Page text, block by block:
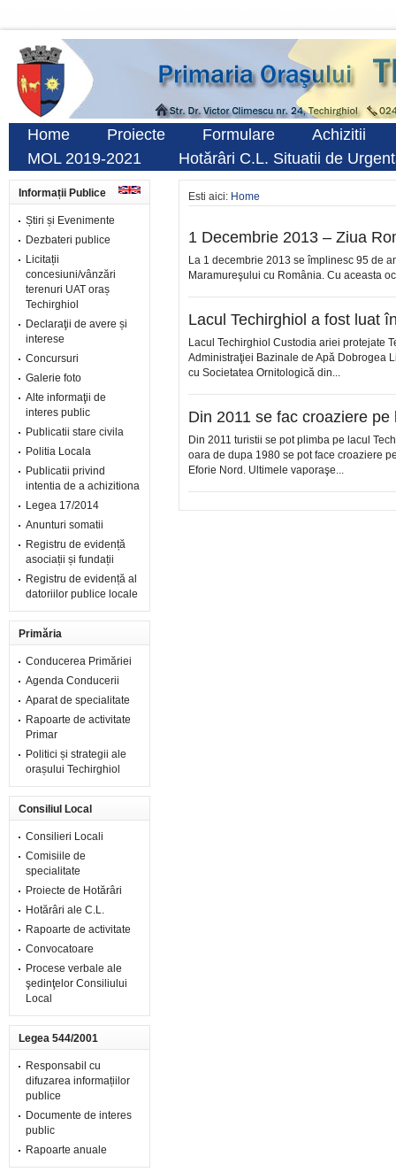
Home Proiecte Formulare
Achizitii
MOL 2019-2021
Hotărâri C.L. Situatii de
Informații Publice
Știri și Evenimente
Dezbateri publice
Licitații
concesiuni/vânzări
terenuri UAT oraș
Techirghiol
Declaraţii de avere și
interese
Concursuri
Galerie foto
Alte informaţii de
interes public
Publicatii stare civila
Politia Locala
Publicatii privind
intentia de a achizitiona
Legea 17/2014
Anunturi somatii
Registru de evidență
asociații și fundații
Registru de evidență al
datoriilor publice locale
Primăria
Conducerea Primăriei
Agenda Conducerii
Aparat de specialitate
Rapoarte de activitate
Primar
Politici și strategii ale
orașului Techirghiol
Consiliul Local
Consilieri Locali
Comisiile de
specialitate
Proiecte de Hotărâri
Hotărâri ale C.L.
Rapoarte de activitate
Convocatoare
Procese verbale ale
şedinţelor Consiliului
Local
Legea 544/2001
Responsabil cu
difuzarea informațiilor
publice
Documente de interes
public
Rapoarte anuale
Esti aici: Home
1 Decembrie 2013 – Ziua
La 1 decembrie 2013 se împlinesc 95 de
Maramureşului cu România. Cu aceasta
Lacul Techirghiol a fost luat
Lacul Techirghiol Custodia ariei protejate
Administraţiei Bazinale de Apă Dobrogea
cu Societatea Ornitologică din...
Din 2011 se fac croaziere pe
Din 2011 turistii se pot plimba pe lacul
oara de dupa 1980 se pot face croaziere
Eforie Nord. Ultimele vaporaşe...